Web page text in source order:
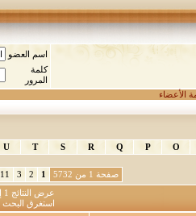
اسم العضو
كلمة
المرور
الأعضاء
O
P
Q
R
S
T
U
صفحة 1 من 5732 1
2
3
11
عرض النتائج 1 إلى 30 من 171932
استغرق البحث